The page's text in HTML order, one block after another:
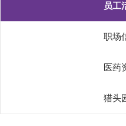
员工
职场
医药
猎头